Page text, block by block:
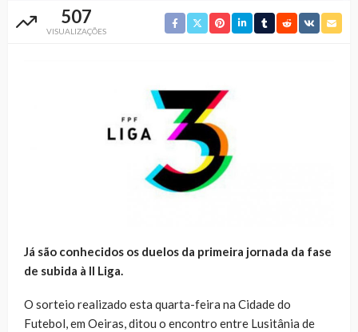
507
VISUALIZAÇÕES
Já são conhecidos os duelos da primeira jornada da fase
de subida à II Liga.
O sorteio realizado esta quarta-feira na Cidade do
Futebol, em Oeiras, ditou o encontro entre Lusitânia de